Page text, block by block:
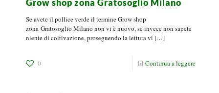
Grow shop zona Gratosoglio Milano
Se avete il pollice verde il termine Grow shop
zona Gratosoglio Milano non vi è nuovo, se invece non sapete
niente di coltivazione, proseguendo la lettura vi […]
0 Continua a leggere